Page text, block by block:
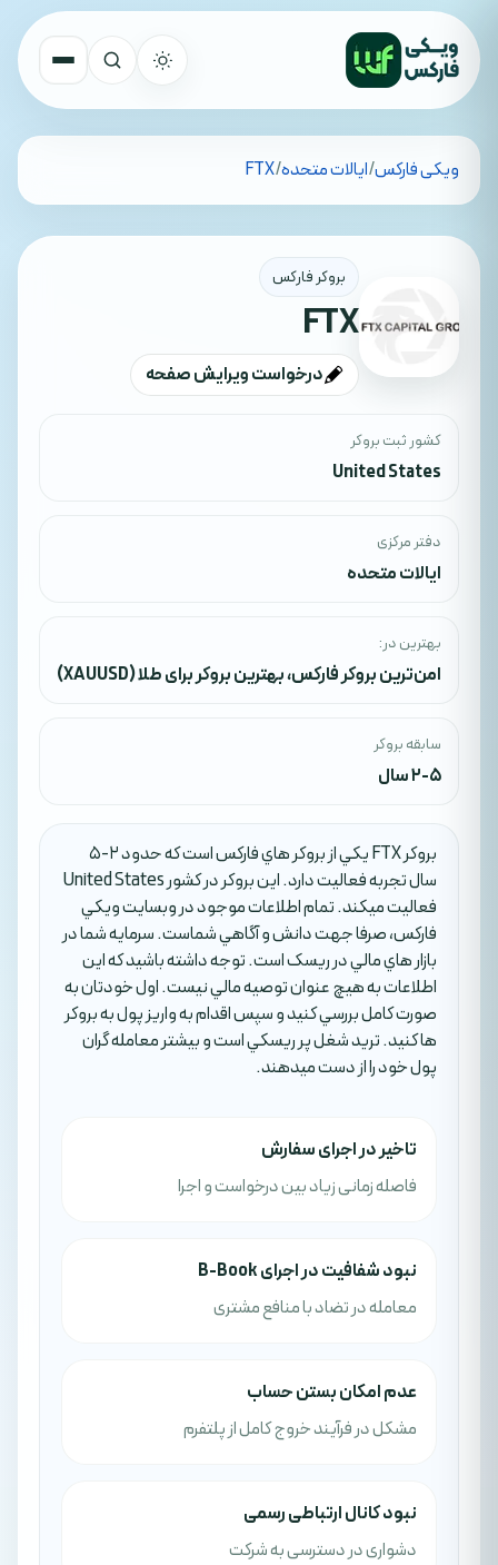
تمام کشورهاویکی فارکس/ایالات متحده/
FTX
بروکر فارکس
FTX
درخواست ویرایش صفحه
کشور ثبت بروکر
United States
دفتر مرکزی
ایالات متحده
بهترین در:
امن‌ترین بروکر فارکس،بهترین بروکر برای طلا (XAUUSD)
سابقه بروکر
2-5 سال
بروکر FTX يکي از بروکر هاي فارکس است که حدود 2-5
سال تجربه فعاليت دارد. اين بروکر در کشور United States
فعاليت ميکند. تمام اطلاعات موجود در وبسايت ويکي
فارکس، صرفا جهت دانش و آگاهي شماست. سرمايه شما در
بازار هاي مالي در ريسک است. توجه داشته باشيد که اين
اطلاعات به هيچ عنوان توصيه مالي نيست. اول خودتان به
صورت کامل بررسي کنيد و سپس اقدام به واريز پول به بروکر
ها کنيد. تريد شغل پر ريسکي است و بيشتر معامله گران
پول خود را از دست ميدهند.
تاخیر در اجرای سفارش
فاصله زمانی زیاد بین درخواست و اجرا
نبود شفافیت در اجرای B-Book
معامله در تضاد با منافع مشتری
عدم امکان بستن حساب
مشکل در فرآیند خروج کامل از پلتفرم
نبود کانال ارتباطی رسمی
دشواری در دسترسی به شرکت